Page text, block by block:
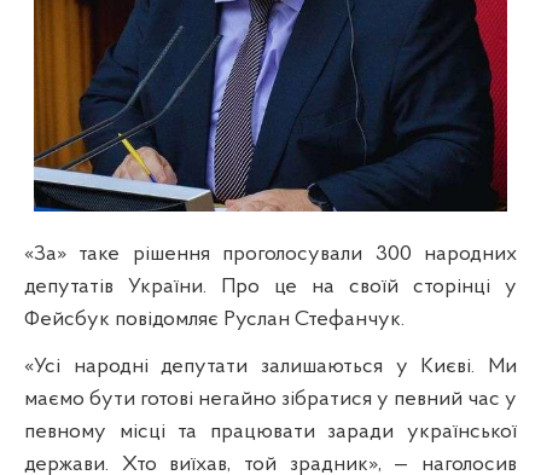
«За» таке рішення проголосували 300 народних
депутатів України. Про це на своїй сторінці у
Фейсбук повідомляє Руслан Стефанчук.
«Усі народні депутати залишаються у Києві. Ми
маємо бути готові негайно зібратися у певний час у
певному місці та працювати заради української
держави. Хто виїхав, той зрадник», — наголосив